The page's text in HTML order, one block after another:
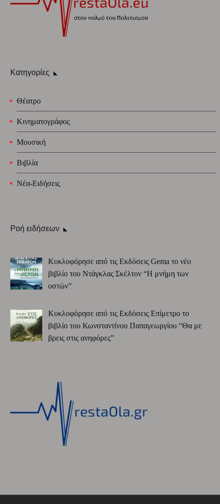
Κατηγορίες
Θέατρο
Κινηματογράφος
Μουσική
Βιβλία
Νέα-Ειδήσεις
Ροή ειδήσεων
Κυκλοφόρησε από τις Εκδόσεις Gema το νέο
βιβλίο του Ντάγκλας Σκέλτον “Η μνήμη των
οστών”
Κυκλοφόρησε από τις Εκδόσεις Επίμετρο το
βιβλίο του Κωνσταντίνου Παπαγεωργίου “Θα με
βρεις στις ανηφόρες”